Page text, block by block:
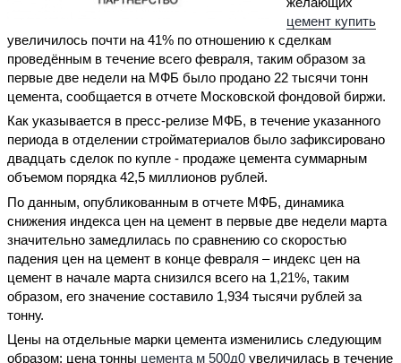
цемент купить
увеличилось почти на 41% по отношению к сделкам
проведённым в течение всего февраля, таким образом за
первые две недели на МФБ было продано 22 тысячи тонн
цемента, сообщается в отчете Московской фондовой биржи.
Как указывается в пресс-релизе МФБ, в течение указанного
периода в отделении стройматериалов было зафиксировано
двадцать сделок по купле - продаже цемента суммарным
объемом порядка 42,5 миллионов рублей.
По данным, опубликованным в отчете МФБ, динамика
снижения индекса цен на цемент в первые две недели марта
значительно замедлилась по сравнению со скоростью
падения цен на цемент в конце февраля – индекс цен на
цемент в начале марта снизился всего на 1,21%, таким
образом, его значение составило 1,934 тысячи рублей за
тонну.
Цены на отдельные марки цемента изменились следующим
образом: цена тонны цемента м 500д0 увеличилась в течение